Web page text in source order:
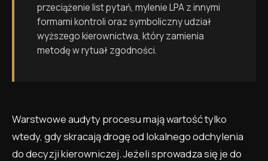
przeciążenie list pytań, mylenie LPA z innymi
formami kontroli oraz symboliczny udział
wyższego kierownictwa, który zamienia
metodę w rytuał zgodności.
Warstwowe audyty procesu mają wartość tylko
wtedy, gdy skracają drogę od lokalnego odchylenia
do decyzji kierowniczej. Jeżeli sprowadza się je do